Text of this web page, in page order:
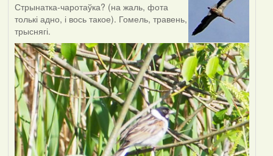
Стрынатка-чаротаўка? (на жаль, фота
толькі адно, і вось такое). Гомель, травень,
трыснягі.